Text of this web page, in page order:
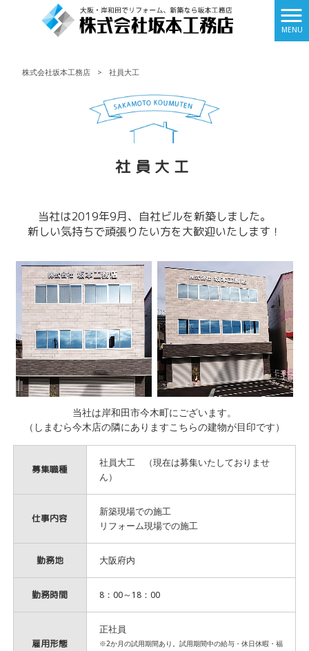
MENU
株式会社坂本工務店 > 社員大工
社員大工
当社は2019年9月、自社ビルを新築しました。
新しい気持ちで頑張りたい方を大歓迎いたします！
当社は岸和田市今木町にございます。
（しまむら今木店の隣にありますこちらの建物が目印です）
募集職種
社員大工 （現在は募集いたしておりませ
ん）
仕事内容
新築現場での施工
リフォーム現場での施工
勤務地 大阪府内
勤務時間 8：00～18：00
雇用形態
正社員
※2か月の試用期間あり。試用期間中の給与・休日休暇・福